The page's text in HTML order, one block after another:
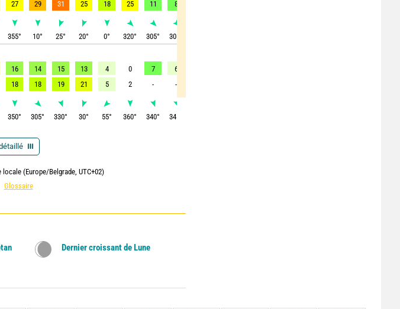
27 29 31 25 18 25 11 8
355° 10° 25° 20° 0° 320° 305° 305
16 14 15 13 4 0 7 6
18 18 19 21 5 2 - -
350° 305° 330° 30° 55° 360° 340° 345
(Europe/Belgrade, UTC+02)
Glossaire
Dernier croissant de Lune